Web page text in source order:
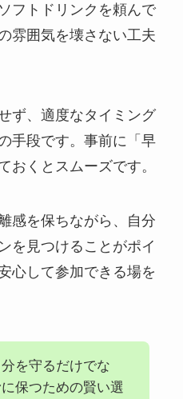
フトドリンクを頼んで
雰囲気を壊さない工夫
ず、適度なタイミング
手段です。事前に「早
おくとスムーズです。
感を保ちながら、自分
を見つけることがポイ
心して参加できる場を
を守るだけでな
保つための賢い選